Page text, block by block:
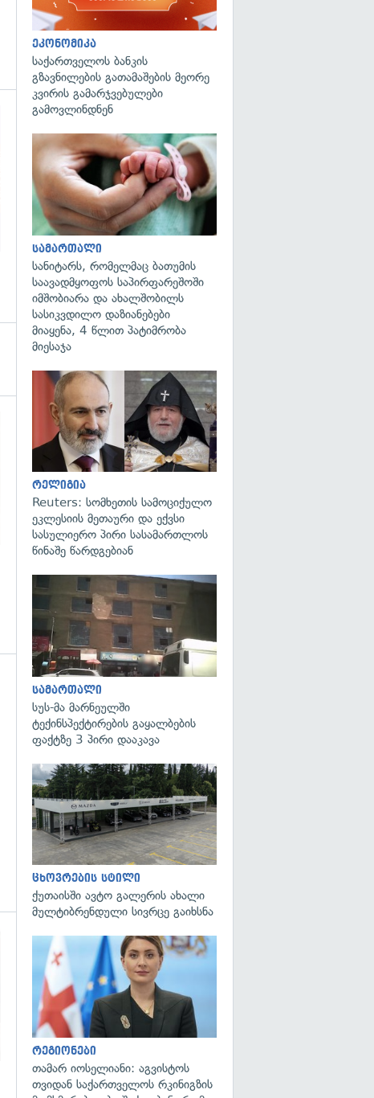
გადახედვა
ეკონომიკა
საქართველოს ბანკის
გზავნილების გათამაშების მეორე
კვირის გამარჯვებულები
გამოვლინდნენ
სამართალი
სანიტარს, რომელმაც ბათუმის
საავადმყოფოს საპირფარეშოში
იმშობიარა და ახალშობილს
სასიკვდილო დაზიანებები
მიაყენა, 4 წლით პატიმრობა
მიესაჯა
რელიგია
Reuters: სომხეთის სამოციქულო
ეკლესიის მეთაური და ექვსი
სასულიერო პირი სასამართლოს
წინაშე წარდგებიან
სამართალი
სუს-მა მარნეულში
ტექინსპექტირების გაყალბების
ფაქტზე 3 პირი დააკავა
ცხოვრების სტილი
ქუთაისში ავტო გალერის ახალი
მულტიბრენდული სივრცე გაიხსნა
რეგიონები
თამარ იოსელიანი: აგვისტოს
თვიდან საქართველოს რკინიგზის